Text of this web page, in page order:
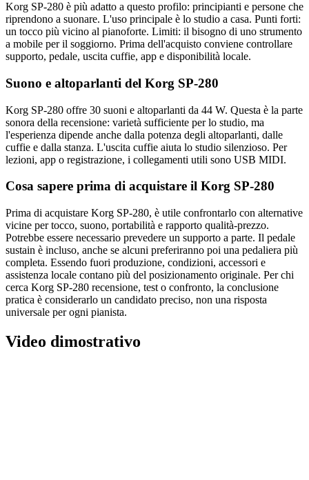
Korg SP-280 è più adatto a questo profilo: principianti e persone che
riprendono a suonare. L'uso principale è lo studio a casa. Punti forti:
un tocco più vicino al pianoforte. Limiti: il bisogno di uno strumento
a mobile per il soggiorno. Prima dell'acquisto conviene controllare
supporto, pedale, uscita cuffie, app e disponibilità locale.
Suono e altoparlanti del Korg SP-280
Korg SP-280 offre 30 suoni e altoparlanti da 44 W. Questa è la parte
sonora della recensione: varietà sufficiente per lo studio, ma
l'esperienza dipende anche dalla potenza degli altoparlanti, dalle
cuffie e dalla stanza. L'uscita cuffie aiuta lo studio silenzioso. Per
lezioni, app o registrazione, i collegamenti utili sono USB MIDI.
Cosa sapere prima di acquistare il Korg SP-280
Prima di acquistare Korg SP-280, è utile confrontarlo con alternative
vicine per tocco, suono, portabilità e rapporto qualità-prezzo.
Potrebbe essere necessario prevedere un supporto a parte. Il pedale
sustain è incluso, anche se alcuni preferiranno poi una pedaliera più
completa. Essendo fuori produzione, condizioni, accessori e
assistenza locale contano più del posizionamento originale. Per chi
cerca Korg SP-280 recensione, test o confronto, la conclusione
pratica è considerarlo un candidato preciso, non una risposta
universale per ogni pianista.
Video dimostrativo